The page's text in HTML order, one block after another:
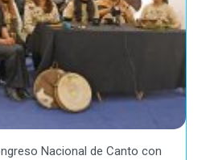
Nacional de Canto con